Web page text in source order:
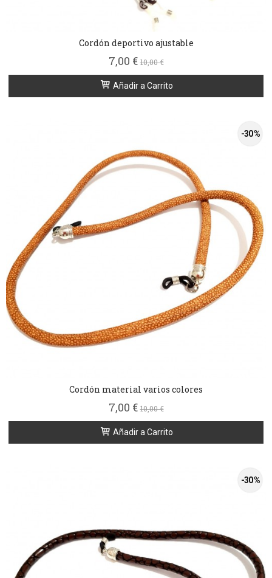
Cordón deportivo ajustable
7,00 €10,00 €
Añadir a Carrito
-30 %
Cordón material varios colores
7,00 €10,00 €
Añadir a Carrito
-30 %